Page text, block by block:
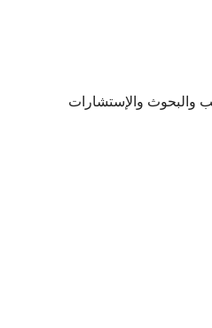
والبحوث والإستشارات